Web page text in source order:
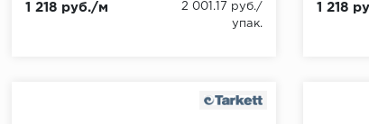
1 218 руб./м
2 001.17 руб./
упак.
1 218